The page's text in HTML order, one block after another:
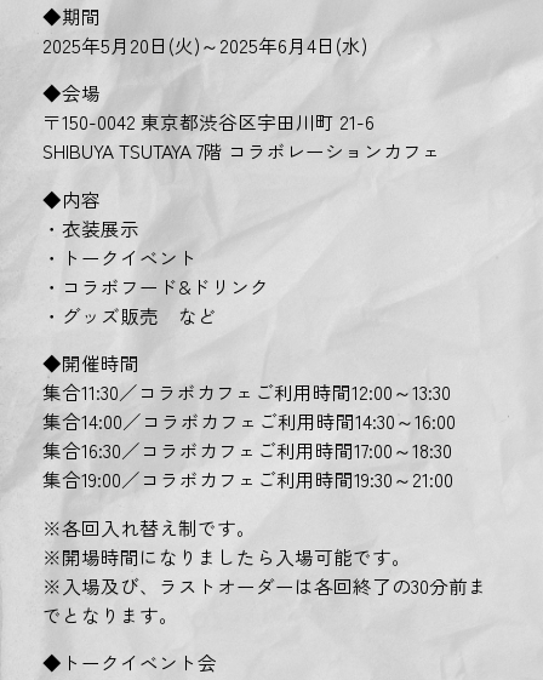
◆期間
2025年5月20日(火)～2025年6月4日(水)
◆会場
〒150-0042 東京都渋谷区宇田川町 21-6
SHIBUYA TSUTAYA 7階 コラボレーションカフェ
◆内容
・衣装展示
・トークイベント
・コラボフード&ドリンク
・グッズ販売 など
◆開催時間
集合11:30／コラボカフェご利用時間12:00～13:30
集合14:00／コラボカフェご利用時間14:30～16:00
集合16:30／コラボカフェご利用時間17:00～18:30
集合19:00／コラボカフェご利用時間19:30～21:00
※各回入れ替え制です。
※開場時間になりましたら入場可能です。
※入場及び、ラストオーダーは各回終了の30分前ま
でとなります。
◆トークイベント会